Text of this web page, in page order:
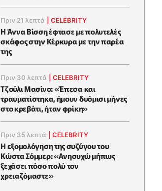
Πριν 21 λεπτά |CELEBRITY
Η Άννα Βίσση έφτασε με πολυτελές
σκάφος στην Κέρκυρα με την παρέα
της
Πριν 30 λεπτά |CELEBRITY
Τζούλι Μασίνο: «Έπεσα και
τραυματίστηκα, ήμουν δυόμισι μήνες
στο κρεβάτι, ήταν φρίκη»
Πριν 35 λεπτά |CELEBRITY
Η εξομολόγηση της συζύγου του
Κώστα Σόμμερ: «Ανησυχώ μήπως
ξεχάσει πόσο πολύ τον
χρειαζόμαστε»